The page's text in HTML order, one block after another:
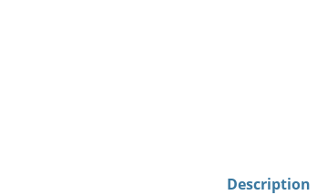
Description